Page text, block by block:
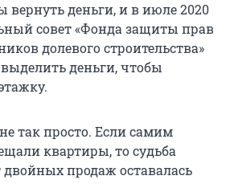
вернуть деньги, и в июле 2020
совет «Фонда защиты прав
долевого строительства»
деньги, чтобы
так просто. Если самим
квартиры, то судьба
продаж оставалась